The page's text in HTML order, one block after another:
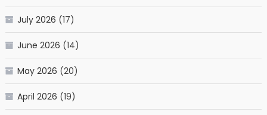
July 2026 (17)
June 2026 (14)
May 2026 (20)
April 2026 (19)